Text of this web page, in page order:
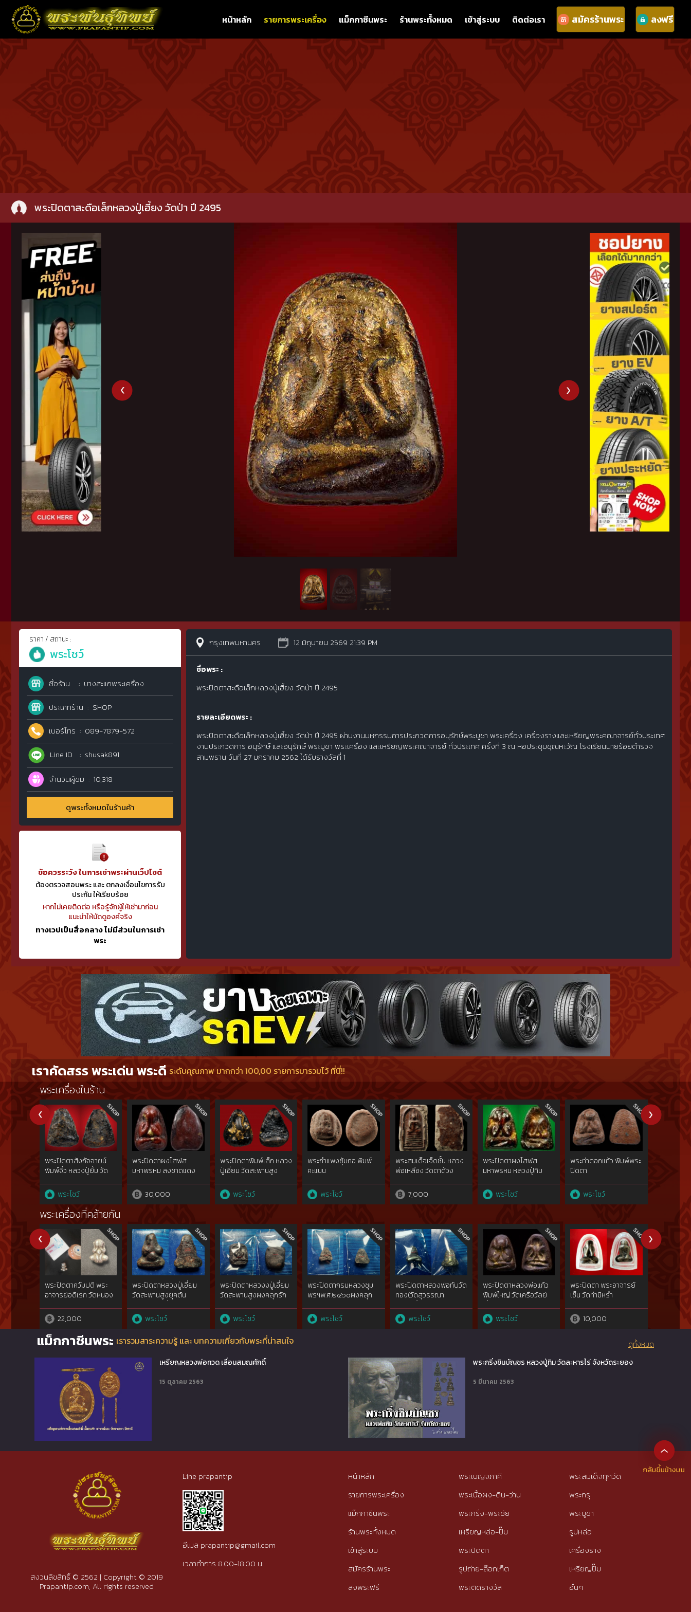
หน้าหลัก รายการพระเครื่อง แม็กกาซีนพระ ร้านพระทั้งหมด เข้าสู่ระบบ ติดต่อเรา สมัครร้านพระ ลงฟรี
พระปิดตาสะดือเล็กหลวงปู่เฮี้ยง วัดป่า ปี 2495
ราคา / สถานะ :
พระโชว์
ชื่อร้าน
บางสะแกพระเครื่อง
ประเภทร้าน
SHOP
เบอร์โทร
089-7879-572
Line ID
shusak891
จำนวนผู้ชม 10,318
ดูพระทั้งหมดในร้านค้า
ข้อควรระวัง ในการเช่าพระผ่านเว็ปไซต์
ต้องตรวจสอบพระ และ ตกลงเงื่อนไขการรับ
ประกัน ให้เรียบร้อย
หากไม่เคยติดต่อ หรือรู้จักผู้ให้เช่ามาก่อน
แนะนำให้นัดดูองค์จริง
ทางเวปเป็นสื่อกลาง ไม่มีส่วนในการเช่า
พระ
กรุงเทพมหานคร 12 มิถุนายน 2569 21:39 PM
ชื่อพระ :
พระปิดตาสะดือเล็กหลวงปู่เฮี้ยง วัดป่า ปี 2495
รายละเอียดพระ :
พระปิดตาสะดือเล็กหลวงปู่เฮี้ยง วัดป่า ปี 2495 ผ่านงานมหกรรมการประกวดการอนุรักษ์พระบูชา พระเครื่อง เครื่องรางและเหรียญพระคณาจารย์ทั่วประเทศ
งานประกวดการ อนุรักษ์ และอนุรักษ์ พระบูชา พระเครื่อง และเหรียญพระคณาจารย์ ทั่วประเทศ ครั้งที่ 3 ณ หอประชุมชุณหะวัณ โรงเรียนนายร้อยตำรวจ
สามพราน วันที่ 27 มกราคม 2562 ได้รับรางวัลที่ 1
เราคัดสรร พระเด่น พระดี ระดับคุณภาพ มากกว่า 100,00 รายการมารวมไว้ ที่นี่!!
พระเครื่องในร้าน
พระปิดตาสังกัจจายน์
พิมพ์จิ๋ว หลวงปู่ยิ้ม วัด
พระโชว์
พระปิดตาผงโสฬส
มหาพรหม ลงชาดแดง
ทิม วัดละหารไร่
30,000
พระปิดตาพิมพ์เล็ก หลวง
ปู่เอี่ยม วัดสะพานสูง
พระโชว์
พระกำแพงซุ้มกอ พิมพ์
คะแนน
พระโชว์
พระสมเด็จเจ็ดชั้น หลวง
พ่อเหลือง วัดตาด้วง
7,000
พระปิดตาผงโสฬส
มหาพรหม หลวงปู่ทิม
พระโชว์
พระท่าดอกแก้ว พิมพ์พระ
ปิดตา
พระโชว์ พระโ
พระเครื่องที่คล้ายกัน
พระปิดตาควัมปติ พระ
อาจารย์อดิเรก วัดหนอง
22,000
พระปิดตาหลวงปู่เอี่ยม
วัดสะพานสูงยุคต้น
ชันยาเรือ พิมพ์พนมมือ
หน้าเดียว{rare show}รัก
พระโชว์
พระปิดตาหลวงงปู่เอี่ยม
วัดสะพานสูงผงคลุกรัก
พ.ศ.๒๔๓๑พิมพ์ว่าว
จุฬา{rare show}ภาพ
แชมป์ไม่ผ่านการใช้
พระโชว์
พระปิดตากรมหลวงชุม
พรฯพ.ศ.๒๔๖๐ผงคลุก
show}หลวงปู่ศุขวัดปาก
คลองมะขามเฒ่าปลุกเสก
พระโชว์
พระปิดตาหลวงพ่อทับวัด
ทอง(วัดสุวรรณา
ทองคำgoldผสมพ.ศ.๒๔๔๒พิมพ์
ยันต์ยุ่งเล็ก{rare show}
พระโชว์
พระปิดตาหลวงพ่อแก้ว
พิมพ์ใหญ่ วัดเครือวัลย์
หนึ่งเดียว จ.ชลบุรี{rare
show}
พระโชว์
พระปิดตา พระอาจารย์
เซ็น วัดท่ามิหรำ
10,000
วัดเครือวั
ผงคลุกรั
ชิดพ.ศ.๒
พระโ
แม็กกาซีนพระ เรารวมสาระความรู้ และ บทความเกี่ยวกับพระที่น่าสนใจ
เหรียญหลวงพ่อทวด เลื่อนสมณศักดิ์
15 ตุลาคม 2563
พระกริ่งชินบัญชร หลวงปู่ทิม วัดละหารไร่ จังหวัดระยอง
5 มีนาคม 2563
ดูทั้งหมด
สงวนลิขสิทธิ์ © 2562 | Copyright © 2019
Prapantip.com, All rights reserved
Line prapantip
อีเมล prapantip@gmail.com
เวลาทำการ 8.00-18.00 น.
หน้าหลัก
รายการพระเครื่อง
แม็กกาซีนพระ
ร้านพระทั้งหมด
เข้าสู่ระบบ
สมัครร้านพระ
ลงพระฟรี
พระเบญจภาคี
พระเนื้อผง-ดิน-ว่าน
พระกริ่ง-พระชัย
เหรียญหล่อ-ปั๊ม
พระปิดตา
รูปถ่าย-ล๊อกเก็ต
พระติดรางวัล
พระสมเด็จทุกวัด
พระกรุ
พระบูชา
รูปหล่อ
เครื่องราง
เหรียญปั๊ม
อื่นๆ